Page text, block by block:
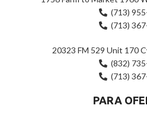
(713)
(713)
20323 FM 529 Unit 170
(832)
(713)
PARA